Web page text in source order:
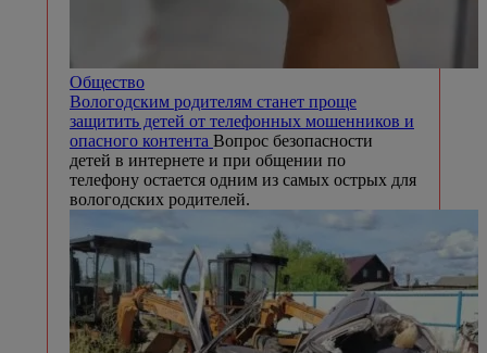
Общество
Вологодским родителям станет проще
защитить детей от телефонных мошенников и
опасного контента Вопрос безопасности
детей в интернете и при общении по
телефону остается одним из самых острых для
вологодских родителей.